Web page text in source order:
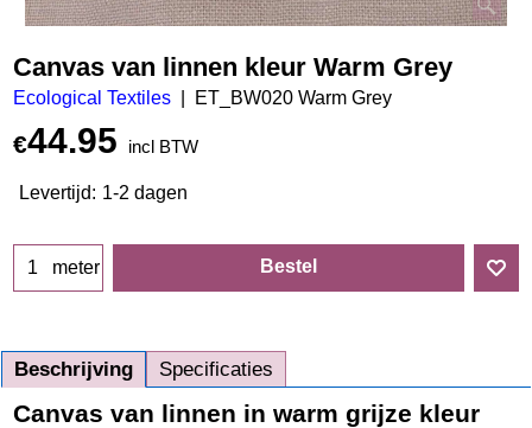
Canvas van linnen kleur Warm Grey
Ecological Textiles ET_BW020 Warm Grey
€44.95 incl BTW
Levertijd: 1-2 dagen
meter Bestel
Beschrijving Specificaties
Canvas van linnen in warm grijze kleur